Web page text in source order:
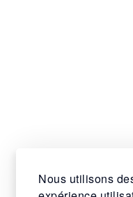
Nous utilisons